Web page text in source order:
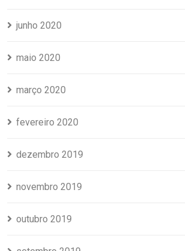
junho 2020
maio 2020
março 2020
fevereiro 2020
dezembro 2019
novembro 2019
outubro 2019